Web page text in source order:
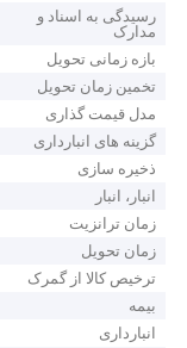
رسیدگی به اسناد و
مدارک
بازه زمانی تحویل
تخمین زمان تحویل
مدل قیمت گذاری
گزینه های انبارداری
ذخیره سازی
انبار، انبار
زمان ترانزیت
زمان تحویل
ترخیص کالا از گمرک
بیمه
انبارداری